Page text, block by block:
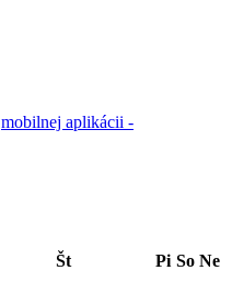
mobilnej aplikácii -
Št Pi So Ne